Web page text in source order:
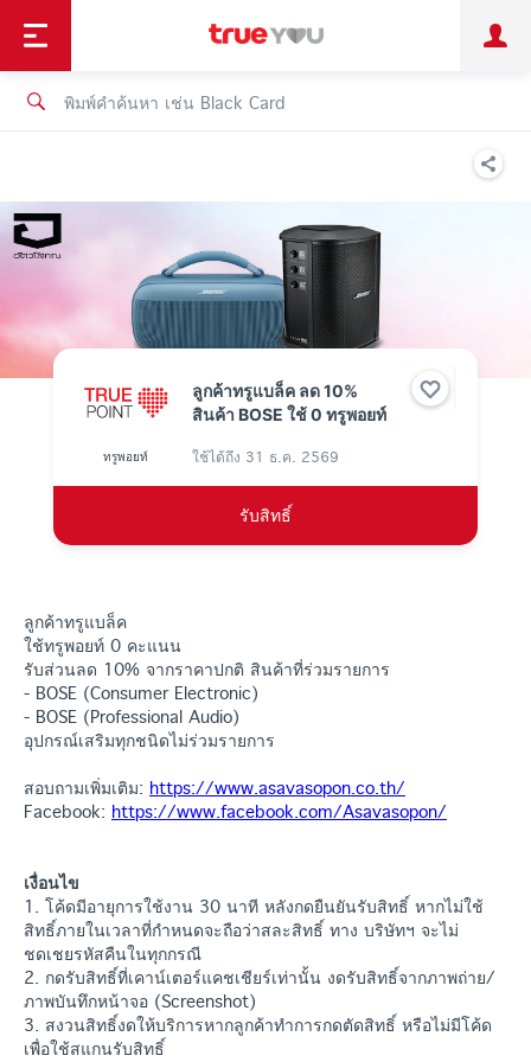
ลูกค้าบุคคล ลูกค้าองค์กร
ช้อป
เทรนด์เทคโนโลยี
ลูกค้าทรูแบล็ค ลด 10%
สินค้า BOSE ใช้ 0 ทรูพอยท์
ทรูพอยท์ ใช้ได้ถึง 31 ธ.ค. 2569
รับสิทธิ์
ลูกค้าทรูแบล็ค
ใช้ทรูพอยท์ 0 คะแนน
รับส่วนลด 10% จากราคาปกติ สินค้าที่ร่วมรายการ
- BOSE (Consumer Electronic)
- BOSE (Professional Audio)
อุปกรณ์เสริมทุกชนิดไม่ร่วมรายการ
สอบถามเพิ่มเติม: https://www.asavasopon.co.th/
Facebook: https://www.facebook.com/Asavasopon/
เงื่อนไข
1. โค้ดมีอายุการใช้งาน 30 นาที หลังกดยืนยันรับสิทธิ์ หากไม่ใช้
สิทธิ์ภายในเวลาที่กำหนดจะถือว่าสละสิทธิ์ ทาง บริษัทฯ จะไม่
ชดเชยรหัสคืนในทุกกรณี
2. กดรับสิทธิ์ที่เคาน์เตอร์แคชเชียร์เท่านั้น งดรับสิทธิ์จากภาพถ่าย/
ภาพบันทึกหน้าจอ (Screenshot)
3. สงวนสิทธิ์งดให้บริการหากลูกค้าทำการกดตัดสิทธิ์ หรือไม่มีโค้ด
เพื่อใช้สแกนรับสิทธิ์